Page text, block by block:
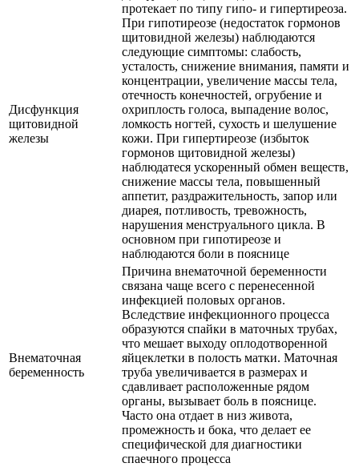
Дисфункция
щитовидной
железы
протекает по типу гипо- и гипертиреоза.
При гипотиреозе (недостаток гормонов
щитовидной железы) наблюдаются
следующие симптомы: слабость,
усталость, снижение внимания, памяти и
концентрации, увеличение массы тела,
отечность конечностей, огрубение и
охриплость голоса, выпадение волос,
ломкость ногтей, сухость и шелушение
кожи. При гипертиреозе (избыток
гормонов щитовидной железы)
наблюдатеся ускоренный обмен веществ,
снижение массы тела, повышенный
аппетит, раздражительность, запор или
диарея, потливость, тревожность,
нарушения менструального цикла. В
основном при гипотиреозе и
наблюдаются боли в пояснице
Внематочная
беременность
Причина внематочной беременности
связана чаще всего с перенесенной
инфекцией половых органов.
Вследствие инфекционного процесса
образуются спайки в маточных трубах,
что мешает выходу оплодотворенной
яйцеклетки в полость матки. Маточная
труба увеличивается в размерах и
сдавливает расположенные рядом
органы, вызывает боль в пояснице.
Часто она отдает в низ живота,
промежность и бока, что делает ее
специфической для диагностики
спаечного процесса